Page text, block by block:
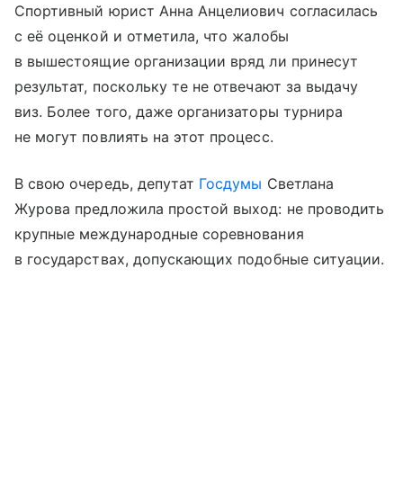
Спортивный юрист Анна Анцелиович согласилась
с её оценкой и отметила, что жалобы
в вышестоящие организации вряд ли принесут
результат, поскольку те не отвечают за выдачу
виз. Более того, даже организаторы турнира
не могут повлиять на этот процесс.
В свою очередь, депутат Госдумы Светлана
Журова предложила простой выход: не проводить
крупные международные соревнования
в государствах, допускающих подобные ситуации.